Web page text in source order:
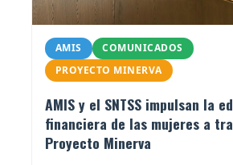
AMIS
COMUNICADOS
PROYECTO MINERVA
AMIS y el SNTSS impulsan la
financiera de las mujeres a
Proyecto Minerva